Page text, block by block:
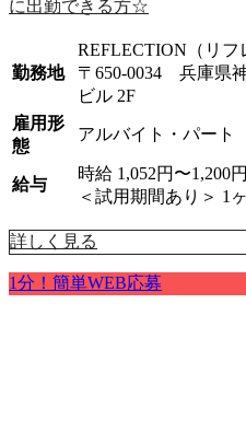
に出勤できる方☆
勤務地
REFLECTION（リフ
〒650-0034 兵庫県
ビル 2F
雇用形
態
アルバイト・パート
給与
時給 1,052円〜1,200円
＜試用期間あり＞ 1
詳しく見る
1分！簡単WEB応募